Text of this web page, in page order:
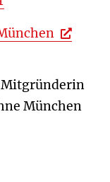
München